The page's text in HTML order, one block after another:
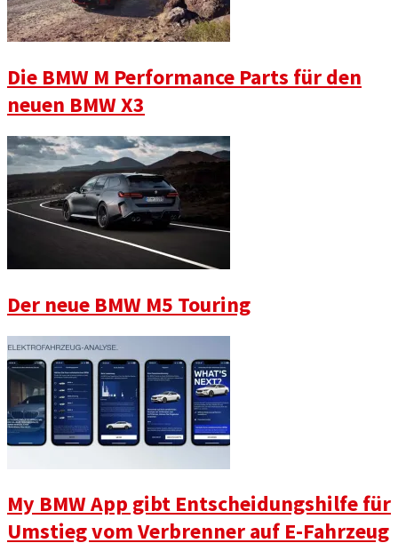
Die BMW M Performance Parts für den
neuen BMW X3
Der neue BMW M5 Touring
My BMW App gibt Entscheidungshilfe für
Umstieg vom Verbrenner auf E-Fahrzeug